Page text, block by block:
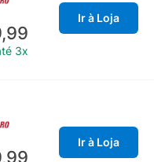
3x
Ir à Loja
Ir à Loja